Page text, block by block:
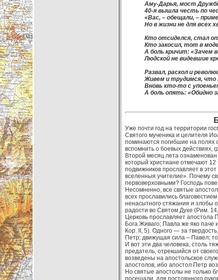
Аму-Дарья, мост
40-я вышла честь по
«Вас, – обещали, –
Но в жизни не для всех
Кто отсиделся, стал
Кто закосил, тот в
А боль кричит: «Зачем
Людской не видевшие
Развал, раскол и
Живем и трудимся, что
Вновь кто-то с
А боль опять: «Обидно
Уже почти год на территории
Святого мученика и целителя
поминаются погибшие на полях
вспомнить о боевых действиях,
Второй месяц лета
который христиане отмечают 12
подвижников прославляет в
вселенныя учителие». Почему
первоверховными? Господь
Несомненно, все святые
всех прославились
ненасытного стяжания и злобы
радости во Святом Духе (Рим.
Церковь прославляет апостола
Бога Живаго; Павла же яко
Кор. II, 5). Одного — за
Петр; движущая сила – Павел;
И вот эти два человека, столь
предатель, отрекшийся от
возведены на апостольское
апостолов, ибо апостол Петр
Но святые апостолы не только
посещали, для постоянного